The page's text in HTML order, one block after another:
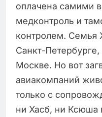
оплачена самими
медконтроль и
контролем. Семья
Санкт-
Москве. Но вот
авиакомпаний
только с
ни Хасб, ни Ксюша